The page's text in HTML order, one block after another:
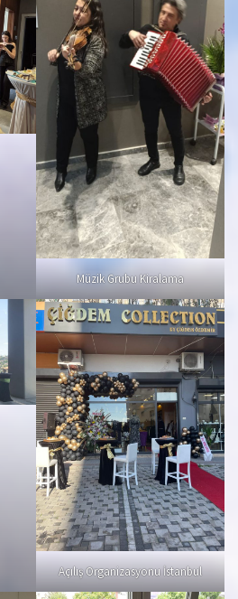
Müzik Grubu Kiralama
Açılış Organizasyonu İstanbul